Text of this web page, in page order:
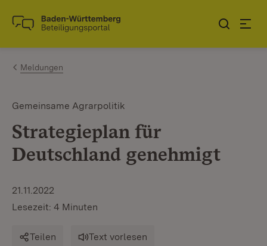
Zum Inhalt springen
Link zur Startseite
Meldungen
Gemeinsame Agrarpolitik
Strategieplan für
Deutschland genehmigt
21.11.2022
Lesezeit: 4 Minuten
Teilen Text vorlesen